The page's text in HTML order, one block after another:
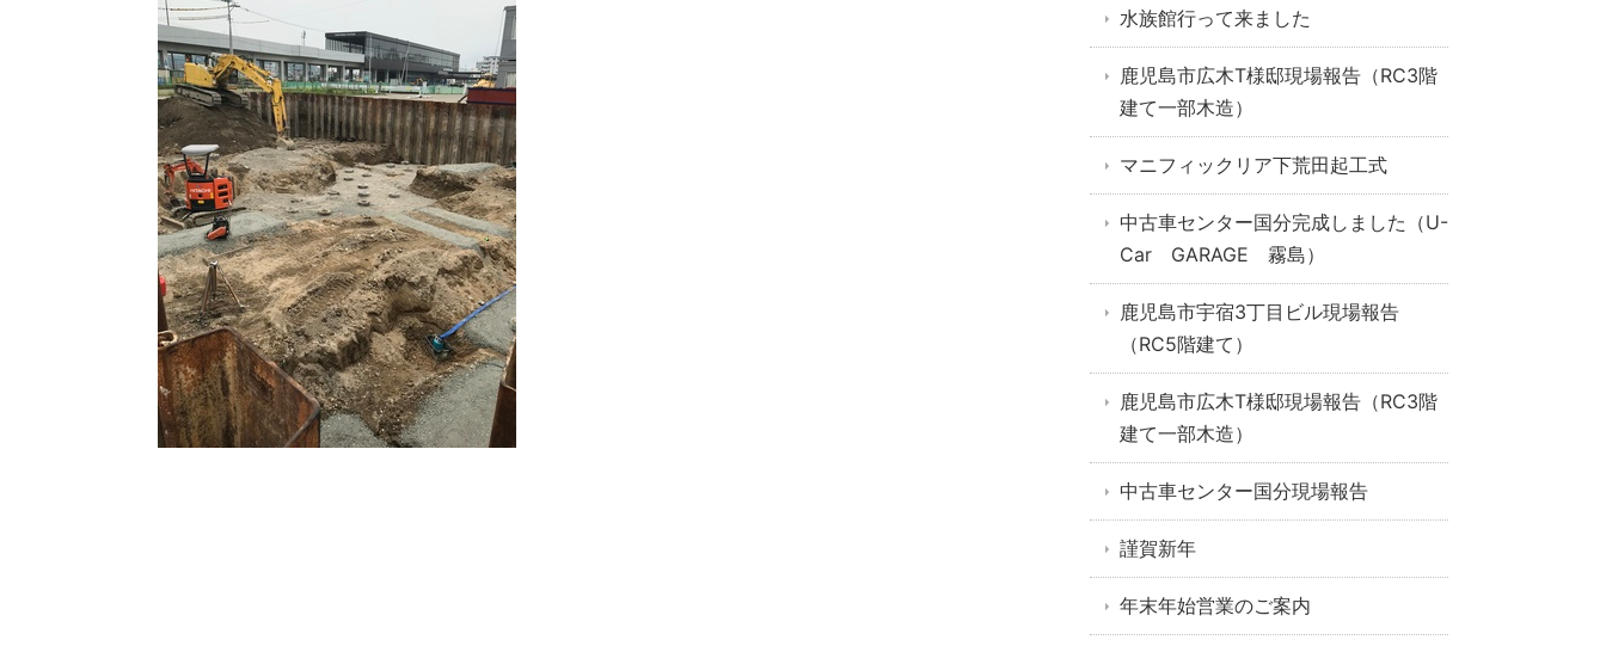
水族館行って来ました
鹿児島市広木T様邸現場報告（RC3階
建て一部木造）
マニフィックリア下荒田起工式
中古車センター国分完成しました（U-
Car GARAGE 霧島）
鹿児島市宇宿3丁目ビル現場報告
（RC5階建て）
鹿児島市広木T様邸現場報告（RC3階
建て一部木造）
中古車センター国分現場報告
謹賀新年
年末年始営業のご案内